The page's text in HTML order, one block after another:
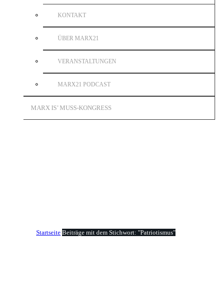
KONTAKT
ÜBER MARX21
VERANSTALTUNGEN
MARX21 PODCAST
MARX IS’ MUSS-KONGRESS
Startseite Beiträge mit dem Stichwort: "Patriotismus"